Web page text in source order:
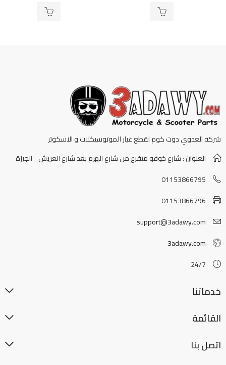
شركة العدوي دوت كوم لقطع غيار الموتوسيكلات و الاسكوتر
العنوان : شارع خوفو متفرع من شارع الهرم بعد شارع العريش - الجيزة
01153866795
01153866796
support@3adawy.com
3adawy.com
24/7
خدماتنا
القائمة
اتصل بنا